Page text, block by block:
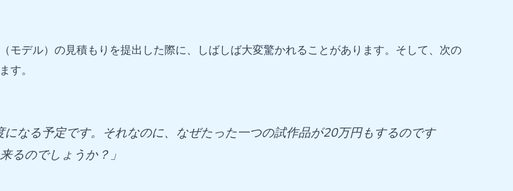
モデル）の見積もりを提出した際に、しばしば大変驚かれることがあります。そして、次の
す。
になる予定です。それなのに、なぜたった一つの試作品が20万円もするのです
るのでしょうか？」